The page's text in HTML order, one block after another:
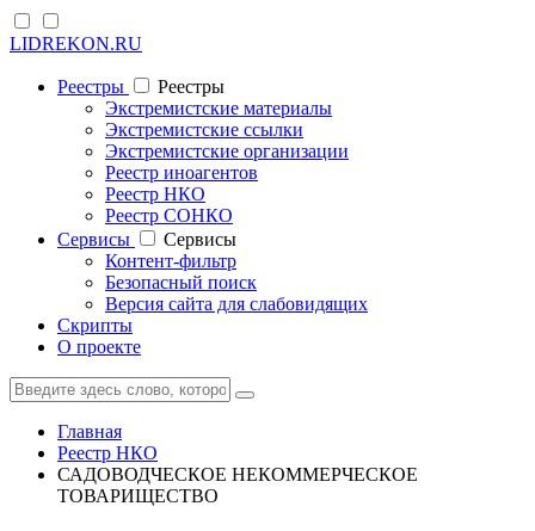
LIDREKON.RU
Реестры
Реестры
Экстремистские материалы
Экстремистские ссылки
Экстремистские организации
Реестр иноагентов
Реестр НКО
Реестр СОНКО
Cервисы
Cервисы
Контент-фильтр
Безопасный поиск
Версия сайта для слабовидящих
Скрипты
О проекте
Главная
Реестр НКО
САДОВОДЧЕСКОЕ НЕКОММЕРЧЕСКОЕ
ТОВАРИЩЕСТВО